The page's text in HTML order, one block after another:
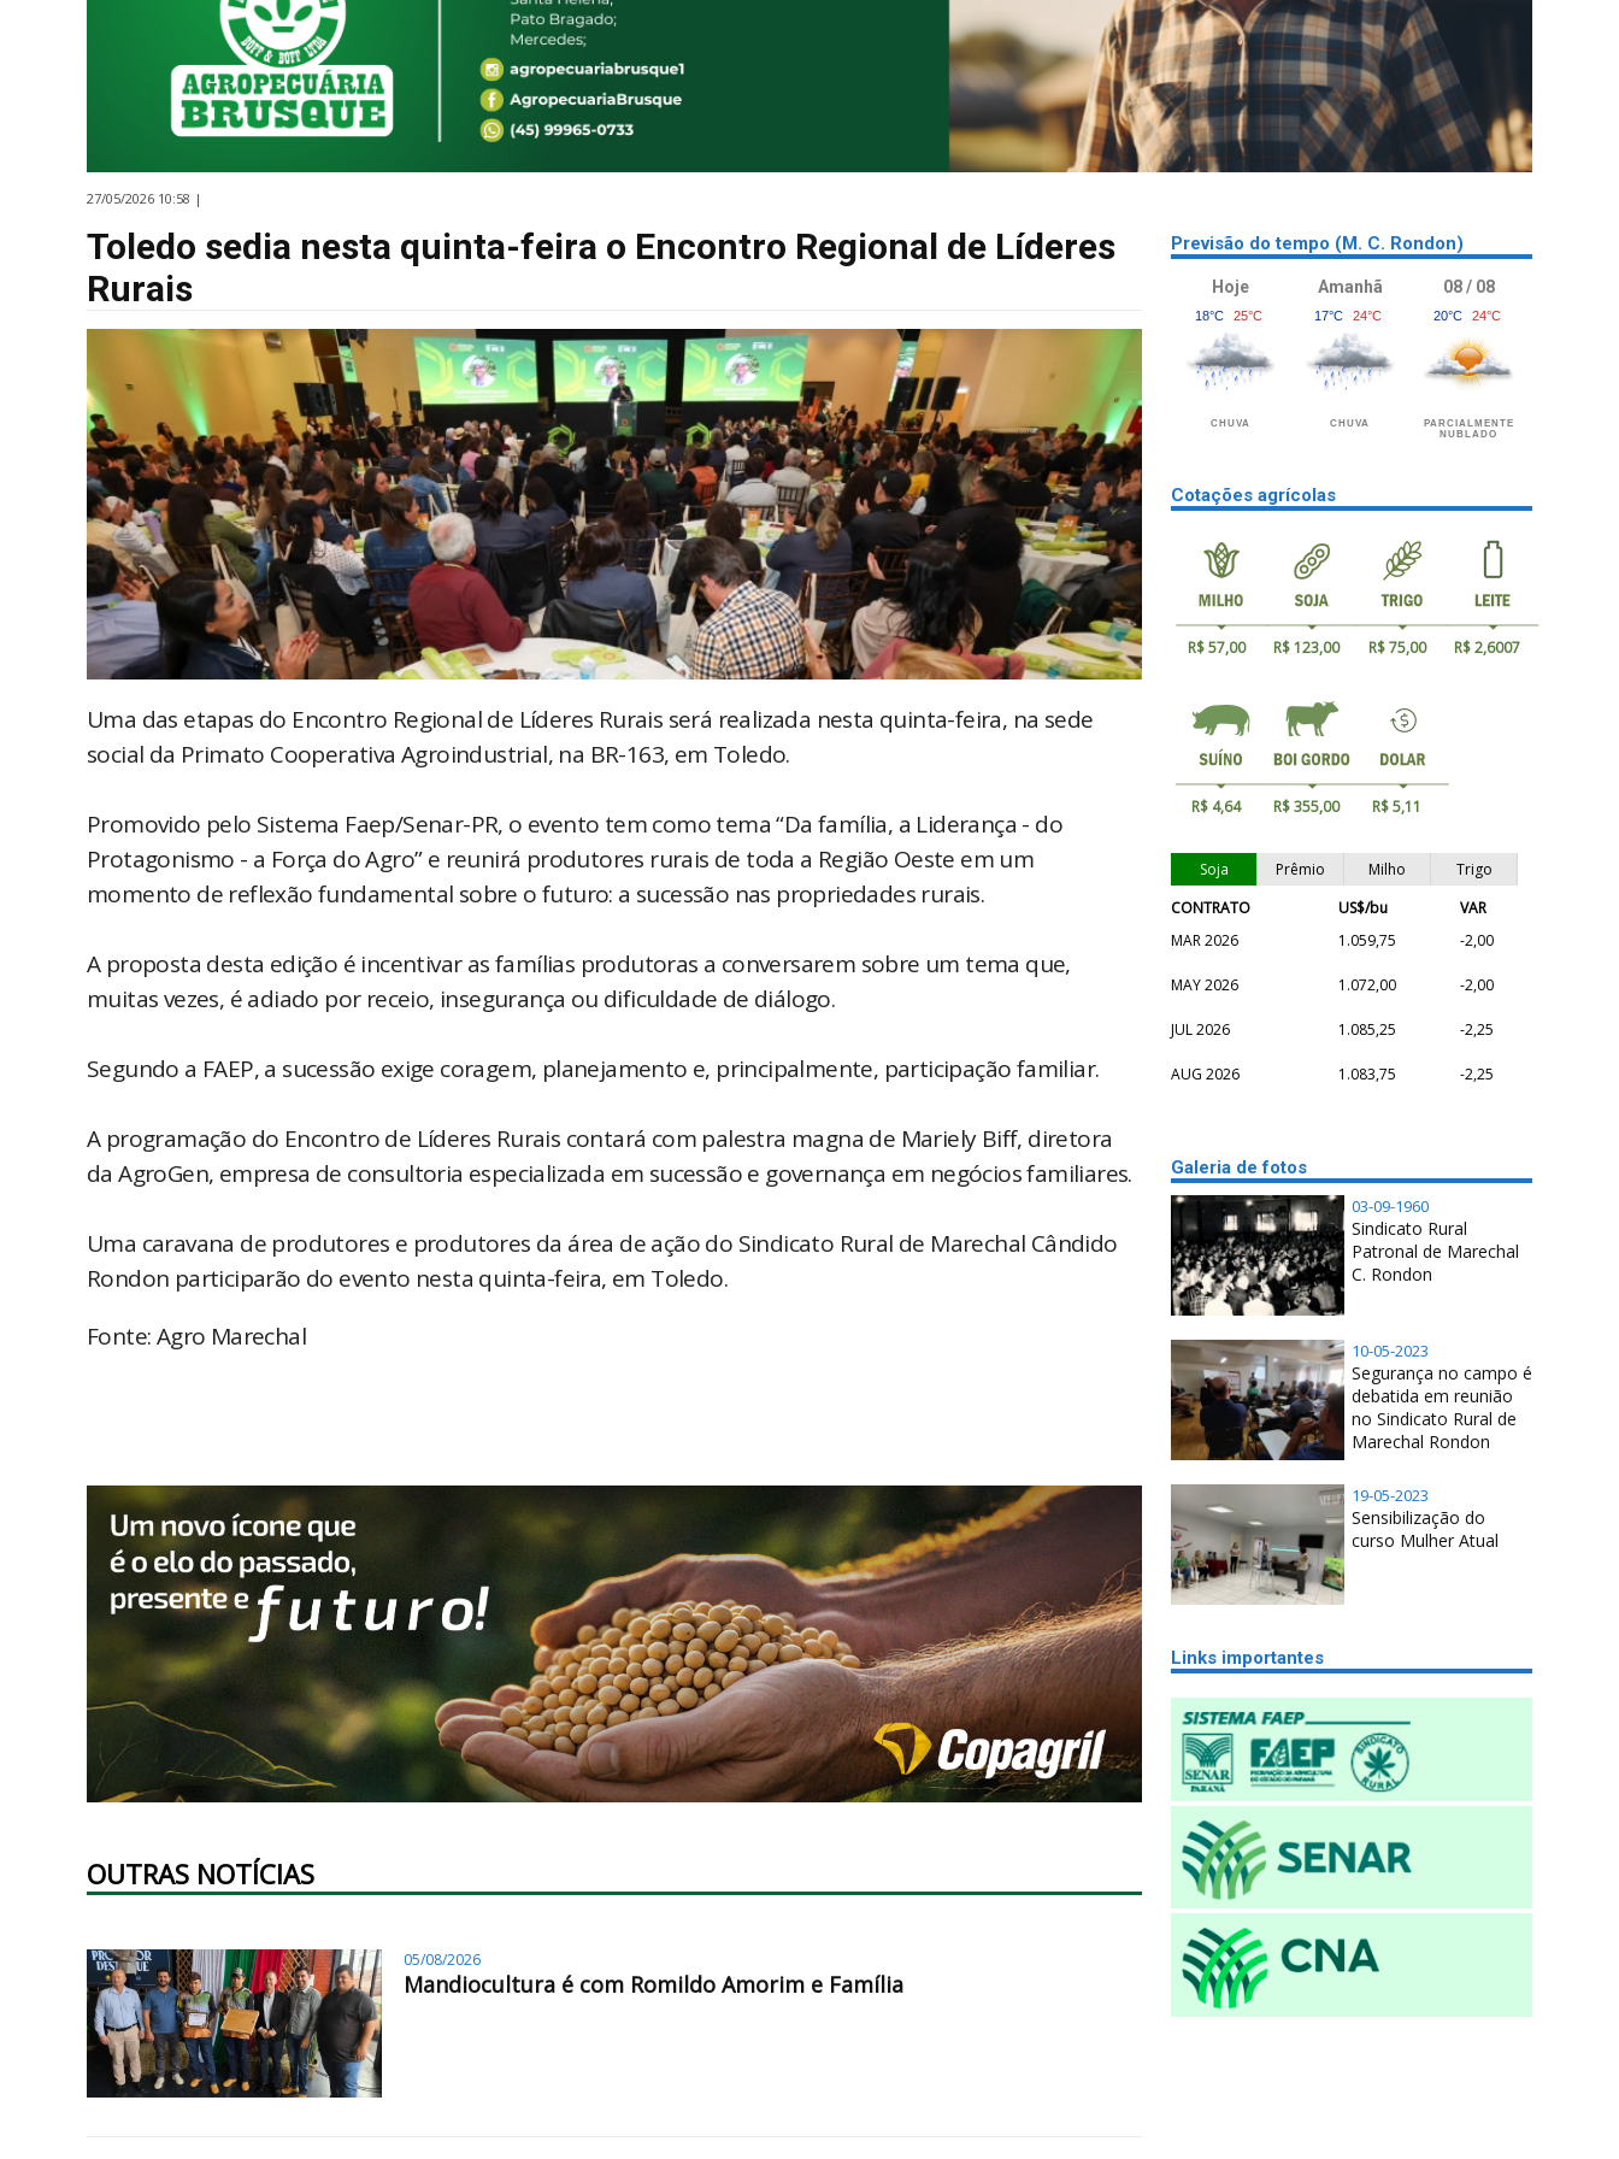
27/05/2026 10:58 |
Toledo sedia nesta quinta-feira o Encontro Regional de Líderes
Rurais
Uma das etapas do Encontro Regional de Líderes Rurais será realizada nesta quinta-feira, na sede
social da Primato Cooperativa Agroindustrial, na BR-163, em Toledo.
Promovido pelo Sistema Faep/Senar-PR, o evento tem como tema “Da família, a Liderança - do
Protagonismo - a Força do Agro” e reunirá produtores rurais de toda a Região Oeste em um
momento de reflexão fundamental sobre o futuro: a sucessão nas propriedades rurais.
A proposta desta edição é incentivar as famílias produtoras a conversarem sobre um tema que,
muitas vezes, é adiado por receio, insegurança ou dificuldade de diálogo.
Segundo a FAEP, a sucessão exige coragem, planejamento e, principalmente, participação familiar.
A programação do Encontro de Líderes Rurais contará com palestra magna de Mariely Biff, diretora
da AgroGen, empresa de consultoria especializada em sucessão e governança em negócios familiares.
Uma caravana de produtores e produtores da área de ação do Sindicato Rural de Marechal Cândido
Rondon participarão do evento nesta quinta-feira, em Toledo.
Fonte: Agro Marechal
OUTRAS NOTÍCIAS
05/08/2026
Mandiocultura é com Romildo Amorim e Família
Previsão do tempo (M. C. Rondon)
Hoje
18°C 25°C
CHUVA
Amanhã
17°C 24°C
CHUVA
08 / 08
20°C 24°C
PARCIALMENTE
NUBLADO
Cotações agrícolas
R$ 57,00 R$ 123,00 R$ 75,00 R$ 2,6007
R$ 4,64 R$ 355,00 R$ 5,11
Soja Prêmio Milho
Trigo
CONTRATO
US$/bu
VAR
MAR 2026
1.059,75 -2,00
MAY 2026 1.072,00 -2,00
JUL 2026 1.085,25 -2,25
AUG 2026 1.083,75 -2,25
Galeria de fotos
03-09-1960
Sindicato Rural
Patronal de Marechal
C. Rondon
10-05-2023
Segurança no campo é
debatida em reunião
no Sindicato Rural de
Marechal Rondon
19-05-2023
Sensibilização do
curso Mulher Atual
Links importantes